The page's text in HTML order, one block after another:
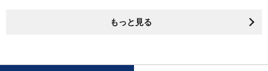
もっと見る